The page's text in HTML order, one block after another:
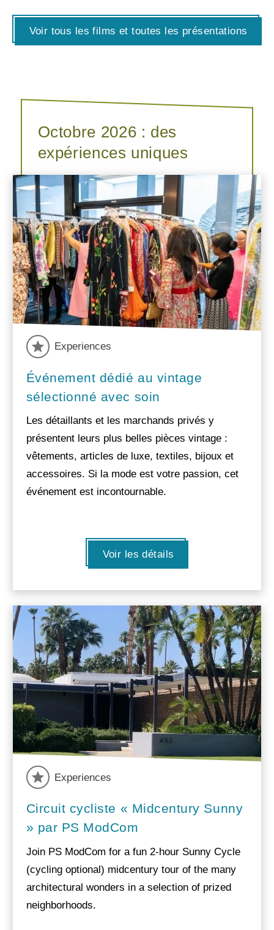
Voir tous les films et toutes les présentations
Octobre 2026 : des
expériences uniques
Experiences
Événement dédié au vintage
sélectionné avec soin
Les détaillants et les marchands privés y
présentent leurs plus belles pièces vintage :
vêtements, articles de luxe, textiles, bijoux et
accessoires. Si la mode est votre passion, cet
événement est incontournable.
Voir les détails
Experiences
Circuit cycliste « Midcentury Sunny
» par PS ModCom
Join PS ModCom for a fun 2-hour Sunny Cycle
(cycling optional) midcentury tour of the many
architectural wonders in a selection of prized
neighborhoods.